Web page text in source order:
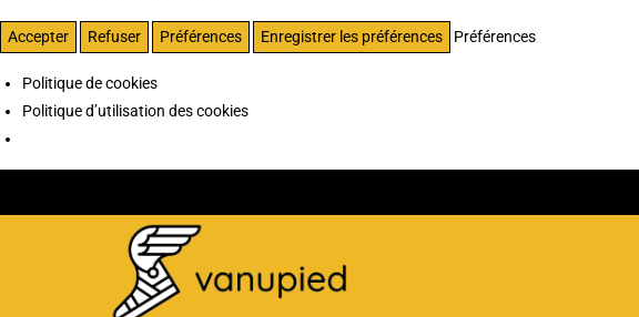
Accepter Refuser Préférences Enregistrer les préférences Préférences
Politique de cookies
Politique d’utilisation des cookies